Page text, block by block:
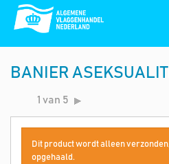
BANIER
1 van 5
Dit product wordt alleen
opgehaald.